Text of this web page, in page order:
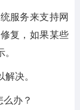
服务来支持网
复，如果某些
决。
办？